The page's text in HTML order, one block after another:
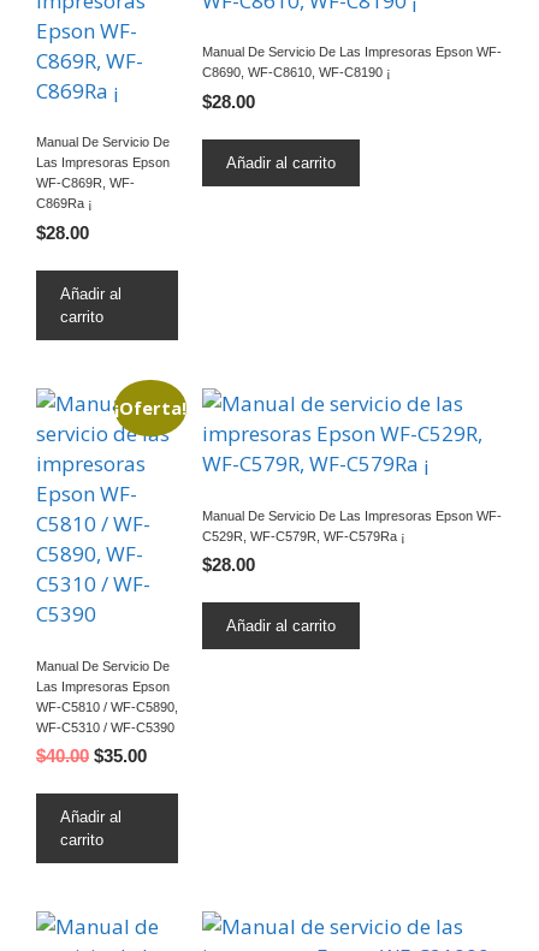
Manual De Servicio De
Las Impresoras Epson
WF-C869R, WF-
C869Ra ¡
$28.00
Añadir al
carrito
Manual De Servicio De Las Impresoras Epson WF-
C8690, WF-C8610, WF-C8190 ¡
$28.00
Añadir al carrito
¡Oferta!
Manual De Servicio De
Las Impresoras Epson
WF-C5810 / WF-C5890,
WF-C5310 / WF-C5390
$40.00 $35.00
Añadir al
carrito
Manual De Servicio De Las Impresoras Epson WF-
C529R, WF-C579R, WF-C579Ra ¡
$28.00
Añadir al carrito